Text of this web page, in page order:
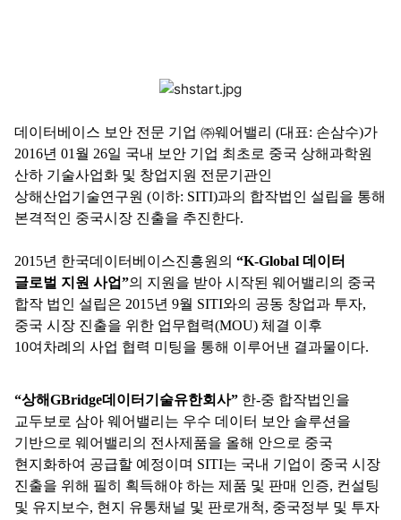
데이터베이스 보안 전문 기업 ㈜웨어밸리 (대표: 손삼수)가
2016년 01월 26일 국내 보안 기업 최초로 중국 상해과학원
산하 기술사업화 및 창업지원 전문기관인
상해산업기술연구원 (이하: SITI)과의 합작법인 설립을 통해
본격적인 중국시장 진출을 추진한다.
2015년 한국데이터베이스진흥원의 “K-Global 데이터
글로벌 지원 사업”의 지원을 받아 시작된 웨어밸리의 중국
합작 법인 설립은 2015년 9월 SITI와의 공동 창업과 투자,
중국 시장 진출을 위한 업무협력(MOU) 체결 이후
10여차례의 사업 협력 미팅을 통해 이루어낸 결과물이다.
“상해GBridge데이터기술유한회사” 한-중 합작법인을
교두보로 삼아 웨어밸리는 우수 데이터 보안 솔루션을
기반으로 웨어밸리의 전사제품을 올해 안으로 중국
현지화하여 공급할 예정이며 SITI는 국내 기업이 중국 시장
진출을 위해 필히 획득해야 하는 제품 및 판매 인증, 컨설팅
및 유지보수, 현지 유통채널 및 판로개척, 중국정부 및 투자